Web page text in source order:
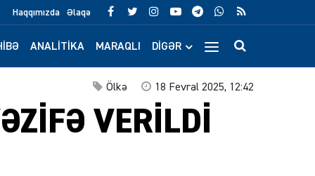
Haqqımızda Əlaqə
ANALITIKA MARAQLI DIGƏR
18 Fevral 2025, 12:42
Ölkə
VERİLDİ